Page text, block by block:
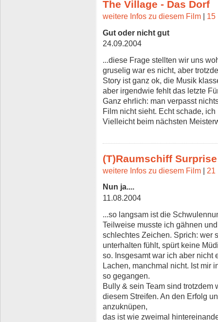
The Village - Das Dorf
weitere Infos zu diesem Film
15
Gut oder nicht gut
24.09.2004
...diese Frage stellten wir uns
gruselig war es nicht, aber
Story ist ganz ok, die Musik
aber irgendwie fehlt das letzte
Ganz ehrlich: man verpasst
Film nicht sieht. Echt schade,
Vielleicht beim nächsten
(T)Raumschiff
weitere Infos zu diesem Film | 21
Nun ja....
11.08.2004
...so langsam ist die
Teilweise musste ich gähnen
schlechtes Zeichen. Sprich: wer
unterhalten fühlt, spürt keine
so. Insgesamt war ich aber nicht
Lachen, manchmal nicht. Ist mir
so gegangen.
Bully & sein Team sind
diesem Streifen. An den Erfolg
anzuknüpen,
das ist wie zweimal